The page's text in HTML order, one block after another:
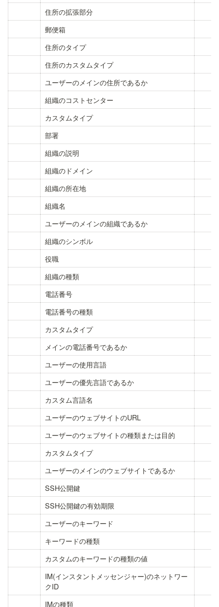
住所の拡張部分
郵便箱
住所のタイプ
住所のカスタムタイプ
ユーザーのメインの住所であるか
組織のコストセンター
カスタムタイプ
部署
組織の説明
組織のドメイン
組織の所在地
組織名
ユーザーのメインの組織であるか
組織のシンボル
役職
組織の種類
電話番号
電話番号の種類
カスタムタイプ
メインの電話番号であるか
ユーザーの使用言語
ユーザーの優先言語であるか
カスタム言語名
ユーザーのウェブサイトのURL
ユーザーのウェブサイトの種類または目的
カスタムタイプ
ユーザーのメインのウェブサイトであるか
SSH公開鍵
SSH公開鍵の有効期限
ユーザーのキーワード
キーワードの種類
カスタムのキーワードの種類の値
IM(インスタントメッセンジャー)のネットワー
クID
IMの種類